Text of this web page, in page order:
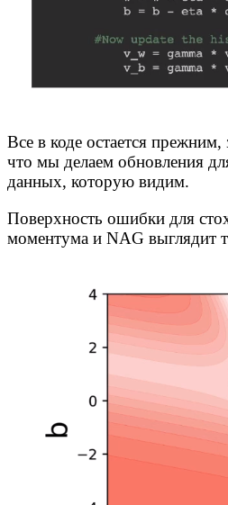
Все в коде остается
что мы делаем обновления
данных, которую видим.
Поверхность ошибки для
моментума и NAG выглядит